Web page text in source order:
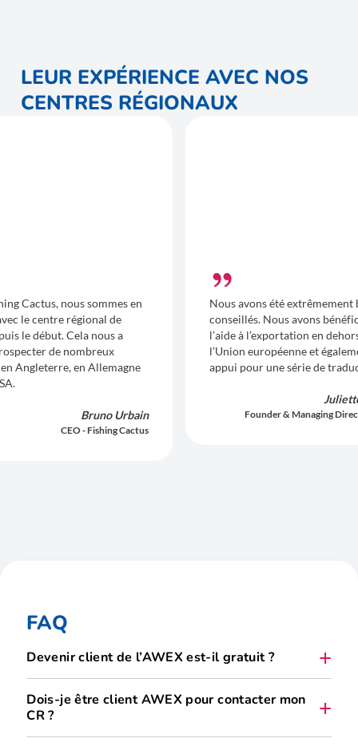
LEUR EXPÉRIENCE AVEC NOS
CENTRES RÉGIONAUX
Cactus, nous sommes en
le centre régional de
le début. Cela nous a
de nombreux
Angleterre, en Allemagne
Bruno Urbain
CEO - Fishing Cactus
Nous avons été extrêmement
conseillés. Nous avons
l’aide à l’exportation en
l’Union européenne et
appui pour une série de
Founder & Managing
FAQ
Devenir client de l’AWEX est-il gratuit ?
entreprises-clientes de l’AWEX est gratuit
Dois-je être client AWEX pour contacter mon
CR ?